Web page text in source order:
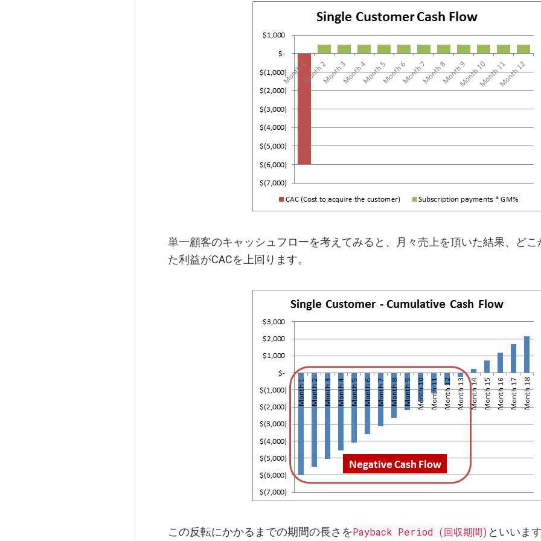
単一顧客のキャッシュフローを考えてみると、月々売上を頂いた結果、ど
た利益がCACを上回ります。
この反転にかかるまでの期間の長さをPayback Period (回収期間) といいま